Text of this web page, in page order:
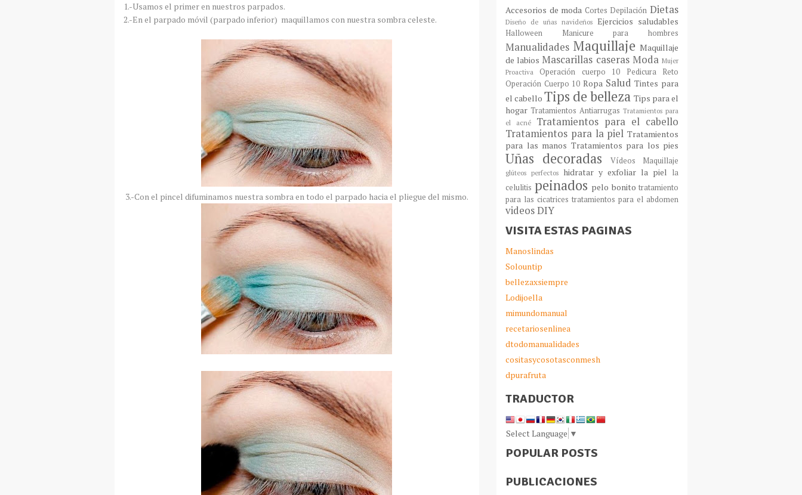
1.-Usamos el primer en nuestros parpados.
2.-En el parpado móvil (parpado inferior) maquillamos con nuestra sombra celeste.
3.-Con el pincel difuminamos nuestra sombra en todo el parpado hacia el pliegue del mismo.
Accesorios de moda Cortes Depilación Dietas
Diseño de uñas navideños Ejercicios saludables
Halloween Manicure para hombres
Manualidades Maquillaje Maquillaje
de labios Mascarillas caseras Moda Mujer
Proactiva
Operación cuerpo 10 Pedicura
Reto
Operación Cuerpo 10 Ropa Salud Tintes para
el cabello Tips de belleza Tips para el
hogar Tratamientos Antiarrugas Tratamientos para
el acné
Tratamientos para el cabello
Tratamientos para la piel Tratamientos
para las manos Tratamientos para los pies
Uñas decoradas Vídeos Maquillaje
glúteos perfectos hidratar y exfoliar la piel la
celulitis peinados pelo bonito tratamiento
para las cicatrices tratamientos para el abdomen
videos DIY
VISITA ESTAS PAGINAS
Manoslindas
Solountip
bellezaxsiempre
Lodijoella
mimundomanual
recetariosenlinea
dtodomanualidades
cositasycosotasconmesh
dpurafruta
TRADUCTOR
Select Language ▼
POPULAR POSTS
PUBLICACIONES